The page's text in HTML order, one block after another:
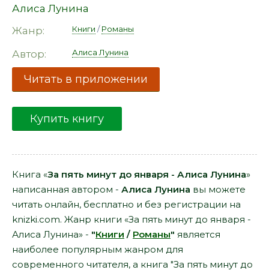
Алиса Лунина
Жанр:
Книги /Романы
Автор: Алиса Лунина
Читать в приложении
Купить книгу
Книга «За пять минут до января - Алиса Лунина»
написанная автором - Алиса Лунина вы можете
читать онлайн, бесплатно и без регистрации на
knizki.com. Жанр книги «За пять минут до января -
Алиса Лунина» - "Книги / Романы" является
наиболее популярным жанром для
современного читателя, а книга "За пять минут до